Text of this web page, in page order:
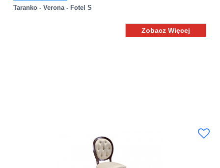
Taranko - Verona - Fotel S
Zobacz Więcej